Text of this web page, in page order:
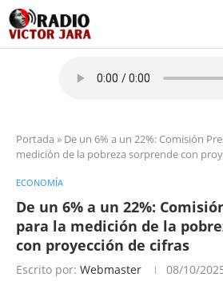
Portada » De un 6% a un 22%: Comisión
medición de la pobreza sorprende con
ECONOMÍA
De un 6% a un 22%:
para la medición de la
con proyección de cifras
Escrito por: Webmaster 08/10/